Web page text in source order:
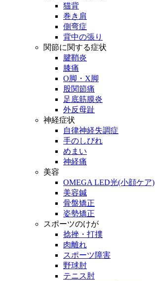
猫背
巻き肩
側弯症
背中の張り
関節に関する症状
腱鞘炎
膝痛
O脚・X脚
股関節痛
足底筋膜炎
外反母趾
神経症状
自律神経失調症
手のしびれ
めまい
神経痛
美容
OMEGA LED光(小顔ケア)
美容鍼
骨盤矯正
姿勢矯正
スポーツのけが
捻挫・打撲
肉離れ
スポーツ障害
野球肘
テニス肘